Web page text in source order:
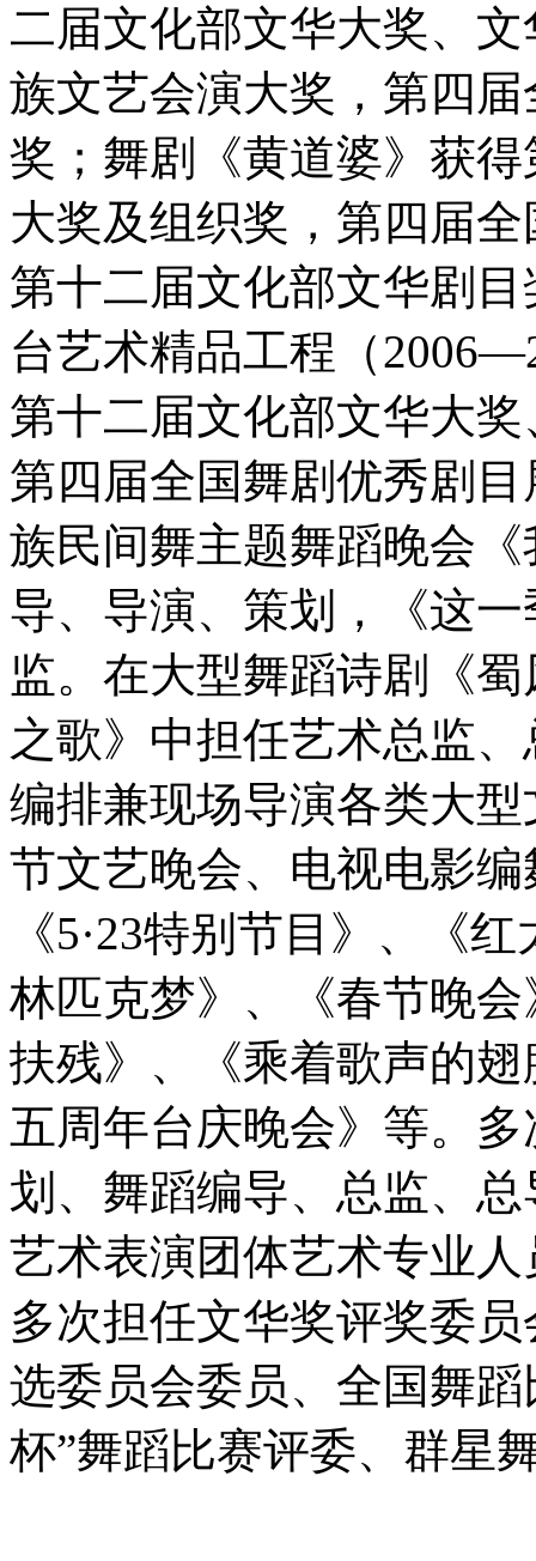
二届文化部文华大奖、
族文艺会演大奖，第四
奖；舞剧《黄道婆》获
大奖及组织奖，第四届
第十二届文化部文华剧
台艺术精品工程（
第十二届文化部文华大
第四届全国舞剧优秀剧
族民间舞主题舞蹈晚会
导、导演、策划，《这
监。在大型舞蹈诗剧《
之歌》中担任艺术总监
编排兼现场导演各类大
节文艺晚会、电视电影
《5·23特别节目》、《
林匹克梦》、《春节晚
扶残》、《乘着歌声的
五周年台庆晚会》等。
划、舞蹈编导、总监、
艺术表演团体艺术专业
多次担任文华奖评奖委
选委员会委员、全国舞
杯”舞蹈比赛评委、群星